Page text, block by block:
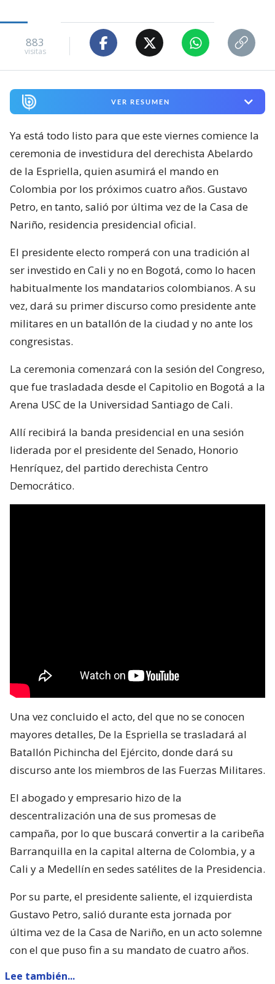
883
visitas
VER RESUMEN
Ya está todo listo para que este viernes comience la
ceremonia de investidura del derechista Abelardo
de la Espriella, quien asumirá el mando en
Colombia por los próximos cuatro años. Gustavo
Petro, en tanto, salió por última vez de la Casa de
Nariño, residencia presidencial oficial.
El presidente electo romperá con una tradición al
ser investido en Cali y no en Bogotá, como lo hacen
habitualmente los mandatarios colombianos. A su
vez, dará su primer discurso como presidente ante
militares en un batallón de la ciudad y no ante los
congresistas.
La ceremonia comenzará con la sesión del Congreso,
que fue trasladada desde el Capitolio en Bogotá a la
Arena USC de la Universidad Santiago de Cali.
Allí recibirá la banda presidencial en una sesión
liderada por el presidente del Senado, Honorio
Henríquez, del partido derechista Centro
Democrático.
Una vez concluido el acto, del que no se conocen
mayores detalles, De la Espriella se trasladará al
Batallón Pichincha del Ejército, donde dará su
discurso ante los miembros de las Fuerzas Militares.
El abogado y empresario hizo de la
descentralización una de sus promesas de
campaña, por lo que buscará convertir a la caribeña
Barranquilla en la capital alterna de Colombia, y a
Cali y a Medellín en sedes satélites de la Presidencia.
Por su parte, el presidente saliente, el izquierdista
Gustavo Petro, salió durante esta jornada por
última vez de la Casa de Nariño, en un acto solemne
con el que puso fin a su mandato de cuatro años.
Lee también...